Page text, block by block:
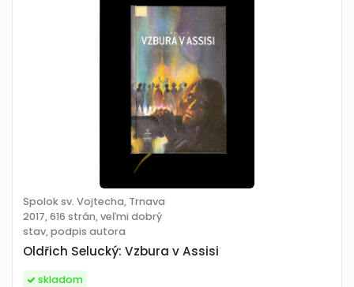
Oldřich Selucký: Vzbura v Assisi
Spolok sv. Vojtecha, Trnava
2017, 616 strán, veľmi dobrý
stav, podpis autora
skladom